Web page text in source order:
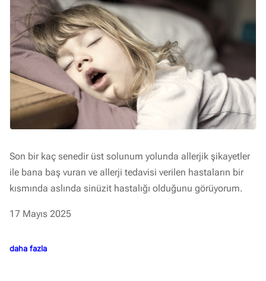
Son bir kaç senedir üst solunum yolunda allerjik şikayetler
ile bana baş vuran ve allerji tedavisi verilen hastaların bir
kısmında aslında sinüzit hastalığı olduğunu görüyorum.
17 Mayıs 2025
daha fazla